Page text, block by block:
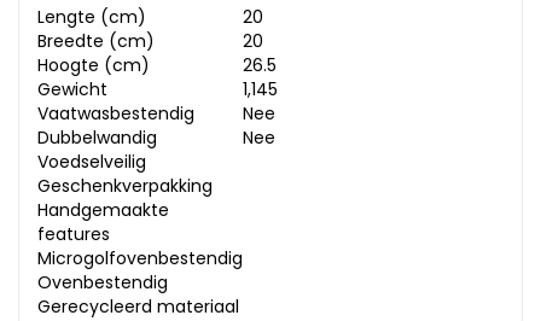
Lengte (cm)
20
Breedte (cm)
20
Hoogte (cm)
26.5
Gewicht
1,145
Vaatwasbestendig
Nee
Dubbelwandig
Nee
Voedselveilig
Geschenkverpakking
Handgemaakte
features
Microgolfovenbestendig
Ovenbestendig
Gerecycleerd materiaal